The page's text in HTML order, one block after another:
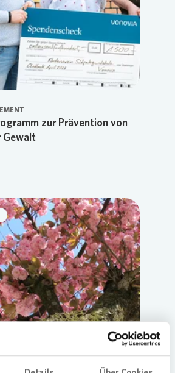
zur Prävention von
Gewalt